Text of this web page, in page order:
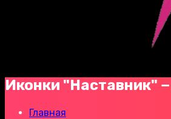
Иконки "Наставник"
Главная